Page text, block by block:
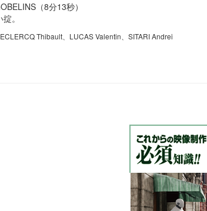
（8分13秒）
。
Thibault、LUCAS Valentin、SITARI Andrei